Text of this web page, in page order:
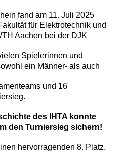
fand am 11. Juli 2025
für Elektrotechnik und
Aachen bei der DJK
Spielerinnen und
ein Männer- als auch
und 16
des IHTA konnte
den Turniersieg sichern!
hervorragenden 8. Platz.